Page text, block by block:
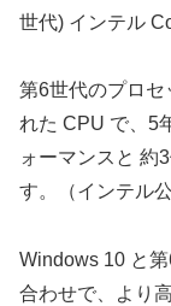
世代) インテル
第6世代のプロセ
れた CPU で、5
ォーマンスと 約
す。（インテル
Windows 10 と
合わせで、より